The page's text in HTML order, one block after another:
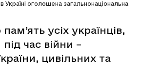
Україні оголошена загальнонаціональна
усіх українців,
час війни –
цивільних та